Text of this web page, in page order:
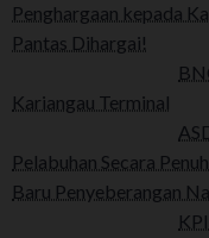
Penghargaan kepada
Pantas Dihargai!
Kariangau Terminal
Pelabuhan Secara
Baru Penyeberangan